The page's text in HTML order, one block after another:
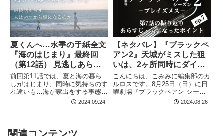
夏くんへ…水季の手紙全文
『海のはじまり』最終回
（第12話） 見逃しあらす
じ（ネタバレ注意）タイト
ル回収も
前回第11話では、夏と海の暮ら
しがはじまり、同時に気持ちのす
れ違いも…海が家出をする事態に
なって…という展開でした。 つ
夏はどう切り抜けるのか？ 夏宛
2024.09.24
【ネタバレ】『ブラックペ
アン2』天城がミスした狙
いは、2ヶ所同時にダイレ
クトアナストモーシスをす
るためだった！ 第7話の
あらすじ・気になるポイン
こんにちは、こみみに編集部のカ
ルロスです。8月25日（日）に日
曜劇場『ブラックペアン シーズ
ン2』第7話が放送されました。
2024.08.26
関連コンテンツ